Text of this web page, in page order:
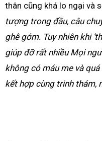
thân cũng khá lo ngại và
tượng trong đầu, câu
ghê gớm. Tuy nhiên khi
giúp đỡ rất nhiều Mọi
không có máu me và
kết hợp cùng trinh thám,